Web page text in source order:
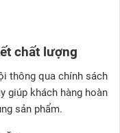
chất lượng
thông qua chính sách
giúp khách hàng hoàn
sản phẩm.